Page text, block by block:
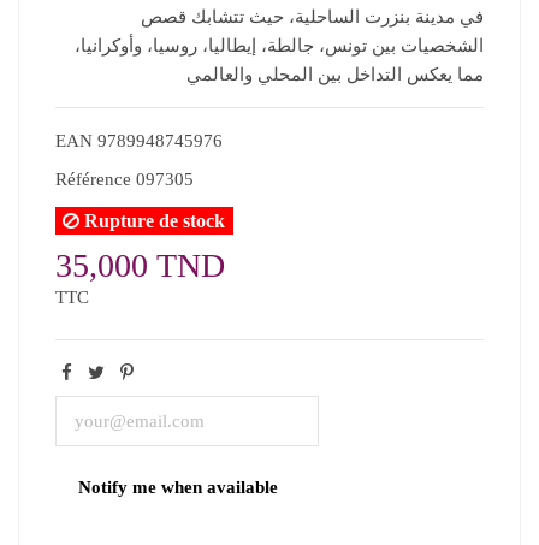
في مدينة بنزرت الساحلية، حيث تتشابك قصص
الشخصيات بين تونس، جالطة، إيطاليا، روسيا، وأوكرانيا،
مما يعكس التداخل بين المحلي والعالمي
EAN 9789948745976
Référence 097305
Rupture de stock
35,000 TND
TTC